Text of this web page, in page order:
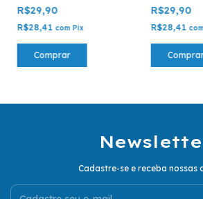
R$29,90
R$28,41 com Pix
Comprar
R$29,90
R$28,41 com
Cadastre-se e receba nossas